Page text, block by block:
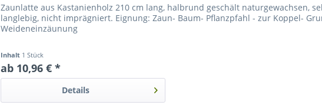
Zaunlatte aus Kastanienholz 210 cm lang, halbrund geschält naturgewachsen,
langlebig, nicht imprägniert. Eignung: Zaun- Baum- Pflanzpfahl - zur Koppel-
Weideneinzäunung
Inhalt 1 Stück
ab 10,96 € *
Details